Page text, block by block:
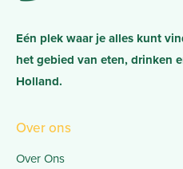
Eén plek waar je alles kunt
het gebied van eten, drinken
Holland.
Over ons
Over Ons